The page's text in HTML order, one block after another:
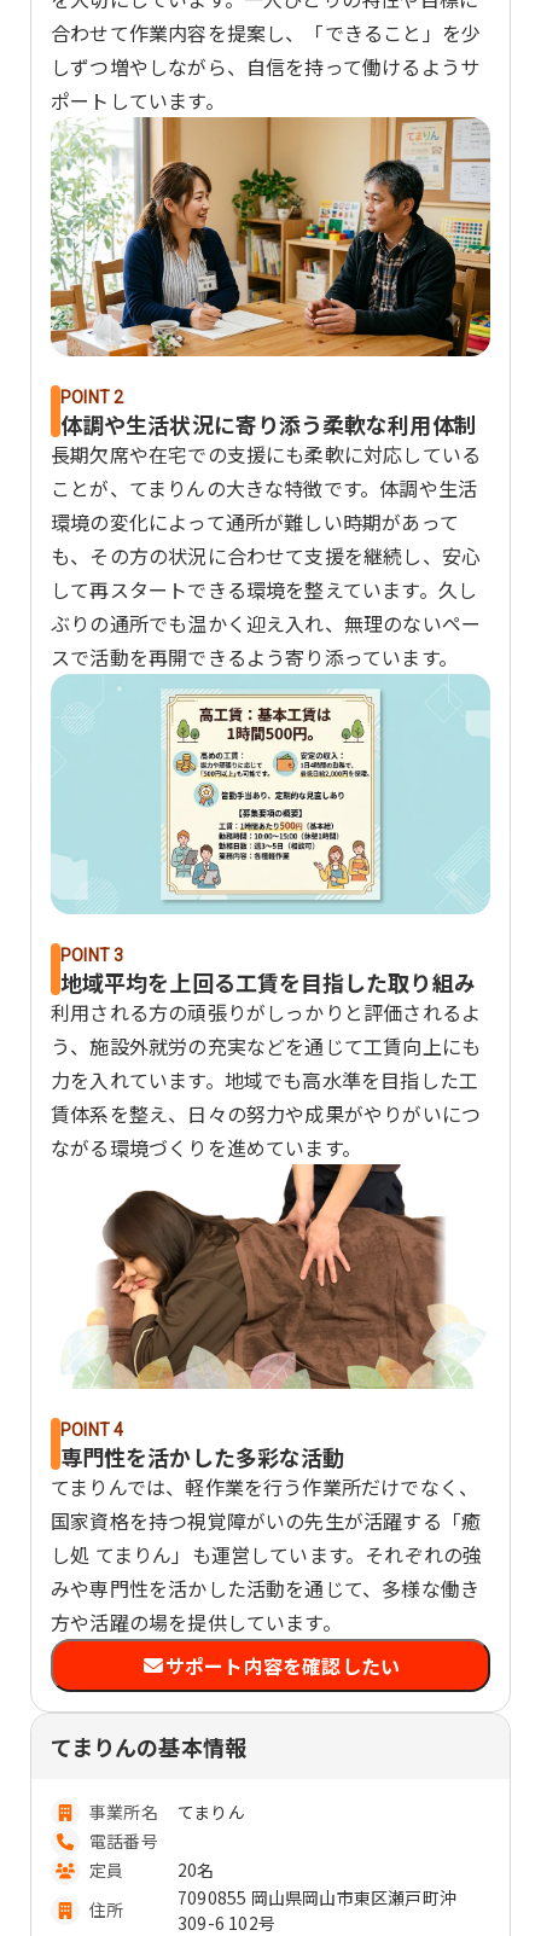
合わせて作業内容を提案し、「できること」を少
しずつ増やしながら、自信を持って働けるようサ
ポートしています。
POINT 2
体調や生活状況に寄り添う柔軟な利用体制
長期欠席や在宅での支援にも柔軟に対応している
ことが、てまりんの大きな特徴です。体調や生活
環境の変化によって通所が難しい時期があって
も、その方の状況に合わせて支援を継続し、安心
して再スタートできる環境を整えています。久し
ぶりの通所でも温かく迎え入れ、無理のないペー
スで活動を再開できるよう寄り添っています。
POINT 3
地域平均を上回る工賃を目指した取り組み
利用される方の頑張りがしっかりと評価されるよ
う、施設外就労の充実などを通じて工賃向上にも
力を入れています。地域でも高水準を目指した工
賃体系を整え、日々の努力や成果がやりがいにつ
ながる環境づくりを進めています。
POINT 4
専門性を活かした多彩な活動
てまりんでは、軽作業を行う作業所だけでなく、
国家資格を持つ視覚障がいの先生が活躍する「癒
し処 てまりん」も運営しています。それぞれの強
みや専門性を活かした活動を通じて、多様な働き
方や活躍の場を提供しています。
サポート内容を確認したい
てまりんの基本情報
事業所名
てまりん
電話番号
定員
20名
住所
7090855 岡山県岡山市東区瀬戸町沖
309-6 102号